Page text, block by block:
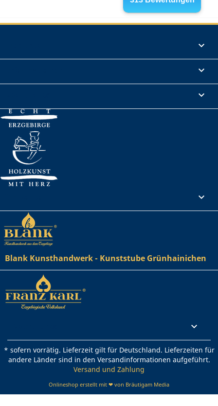




Blank Kunsthandwerk - Kunststube Grünhainichen

* sofern vorrätig. Lieferzeit gilt für Deutschland. Lieferzeiten für
andere Länder sind in den Versandinformationen aufgeführt.
Versand und Zahlung
Onlineshop erstellt mit ❤ von Bräutigam Media